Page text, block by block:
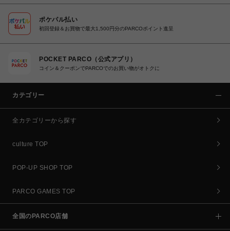
ポケパル払い
初回登録＆お買物で最大1,500円分のPARCOポイント進呈
POCKET PARCO（公式アプリ）
コイン＆クーポンでPARCOでのお買い物がオトクに
カテゴリー
全カテゴリーから探す
culture TOP
POP-UP SHOP TOP
PARCO GAMES TOP
全国のPARCO店舗